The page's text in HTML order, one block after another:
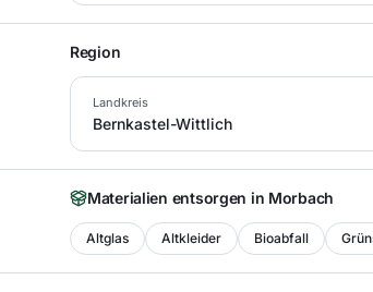
Region
Landkreis
Bernkastel-Wittlich
Materialien entsorgen in Morbach
Altglas Altkleider Bioabfall